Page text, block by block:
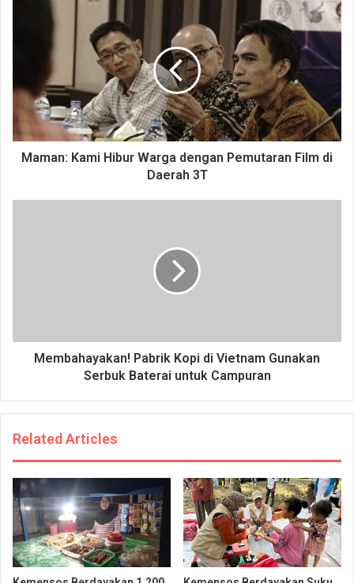
Maman: Kami Hibur Warga dengan Pemutaran Film di
Daerah 3T
Membahayakan! Pabrik Kopi di Vietnam Gunakan
Serbuk Baterai untuk Campuran
Related Articles